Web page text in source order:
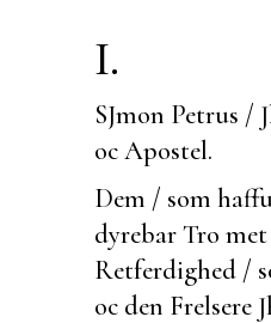
I.
SJmon Petrus /
oc Apostel.
Dem / som
dyrebar Tro met
Retferdighed /
oc den Frelsere